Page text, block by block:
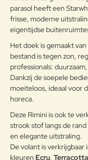
Note:
Waardering:
Waarderin
g:
Slecht
Verder
parasol heeft een
frisse, moderne
eigentijdse
Het doek is gemaakt
bestand is tegen zon,
professionals:
Dankzij de soepele
moeiteloos, ideaal voor
horeca.
Deze Rimini is ook te
strook stof langs de
en elegante uitstraling.
De volant is verkrijgbaar
kleuren Ecru, Terracotta